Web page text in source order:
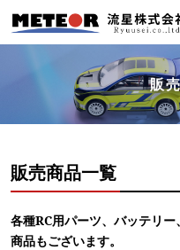
販
販売商品一覧
各種RC用パーツ、バッテリ
商品もございます。